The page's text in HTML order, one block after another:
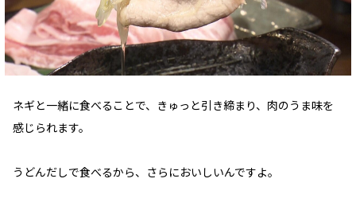
ネギと一緒に食べることで、きゅっと引き締まり、肉のうま味を
感じられます。
うどんだしで食べるから、さらにおいしいんですよ。